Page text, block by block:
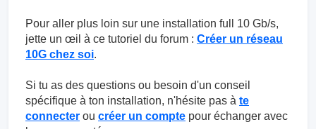
Pour aller plus loin sur une installation full 10 Gb/s,
jette un œil à ce tutoriel du forum : Créer un réseau
10G chez soi.
Si tu as des questions ou besoin d'un conseil
spécifique à ton installation, n'hésite pas à te
connecter ou créer un compte pour échanger avec